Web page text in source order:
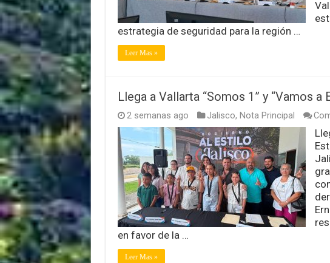
estrategia de seguridad para la región …
Leer Mas »
Llega a Vallarta “Somos 1” y “Vamos a
2 semanas ago Jalisco, Nota Principal
en favor de la …
Leer Mas »